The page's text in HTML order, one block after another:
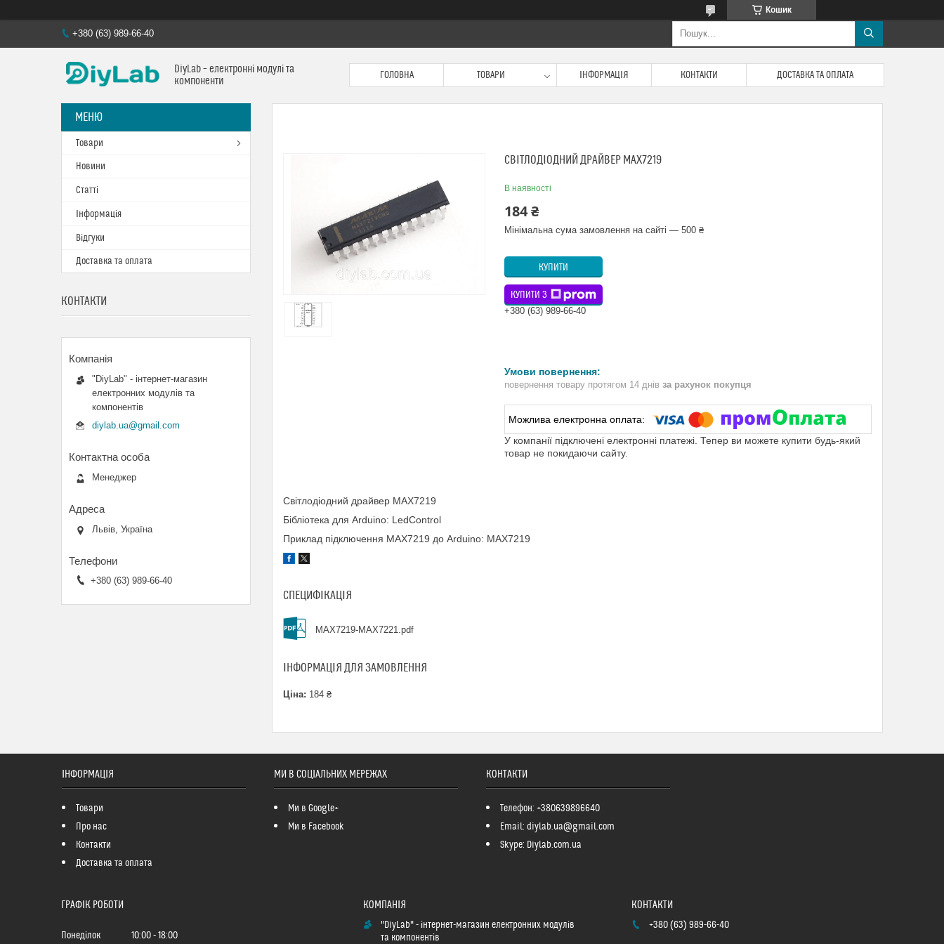
Кошик
+380 (63) 989-66-40
DiyLab – електронні модулі та
компоненти
ГОЛОВНА ТОВАРИ ІНФОРМАЦІЯ КОНТАКТИ ДОСТАВКА ТА ОПЛАТА
СВІТЛОДІОДНИЙ ДРАЙВЕР MAX7219
В наявності
184 ₴
Мінімальна сума замовлення на сайті — 500 ₴
КУПИТИ
КУПИТИ З
+380 (63) 989-66-40
повернення товару протягом 14 днів за рахунок покупця
У компанії підключені електронні платежі. Тепер ви можете купити будь-який
товар не покидаючи сайту.
Світлодіодний драйвер MAX7219
Бібліотека для Arduino: LedControl
Приклад підключення MAX7219 до Arduino: MAX7219
СПЕЦИФІКАЦІЯ
MAX7219-MAX7221.pdf
ІНФОРМАЦІЯ ДЛЯ ЗАМОВЛЕННЯ
Ціна: 184 ₴
Товари
Новини
Статті
Інформація
Відгуки
Доставка та оплата
КОНТАКТИ
"DiyLab" - інтернет-магазин
електронних модулів та
компонентів
diylab.ua@gmail.com
Менеджер
Львів, Україна
+380 (63) 989-66-40
ІНФОРМАЦІЯ
Товари
Про нас
Контакти
Доставка та оплата
МИ В СОЦІАЛЬНИХ МЕРЕЖАХ
Ми в Google+
Ми в Facebook
КОНТАКТИ
Телефон: +380639896640
Email: diylab.ua@gmail.com
Skype: Diylab.com.ua
ГРАФІК РОБОТИ
Понеділок 10:00 18:00
"DiyLab" - інтернет-магазин електронних модулів
та компонентів
+380 (63) 989-66-40